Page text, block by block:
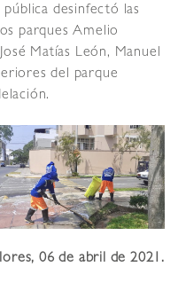
desinfectó las
parques Amelio
Matías León, Manuel
del parque
06 de abril de 2021.